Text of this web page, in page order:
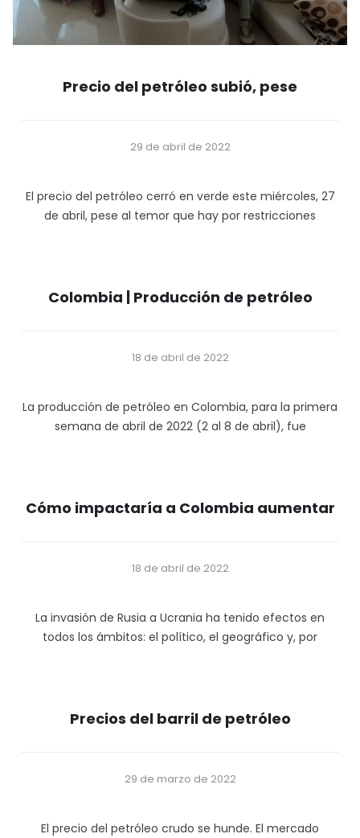
Precio del petróleo subió, pese
29 de abril de 2022
El precio del petróleo cerró en verde este miércoles, 27
de abril, pese al temor que hay por restricciones
Colombia | Producción de petróleo
18 de abril de 2022
La producción de petróleo en Colombia, para la primera
semana de abril de 2022 (2 al 8 de abril), fue
Cómo impactaría a Colombia aumentar
18 de abril de 2022
La invasión de Rusia a Ucrania ha tenido efectos en
todos los ámbitos: el político, el geográfico y, por
Precios del barril de petróleo
29 de marzo de 2022
El precio del petróleo crudo se hunde. El mercado